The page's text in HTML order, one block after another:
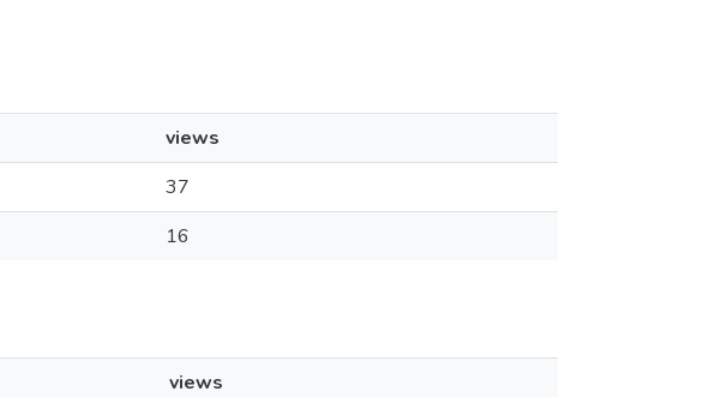
views
37
16
views